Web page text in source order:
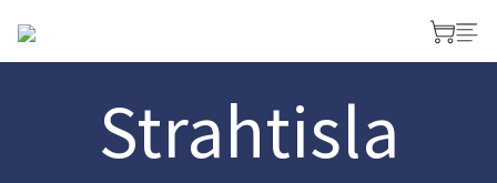
Strahtisla